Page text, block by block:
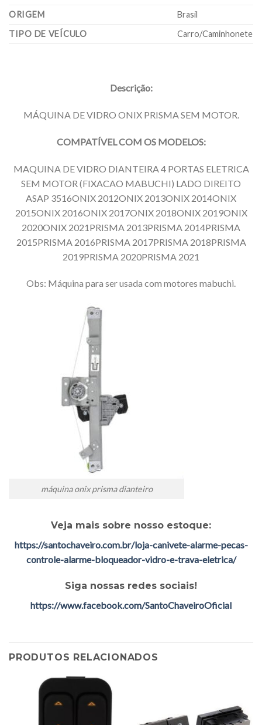
ORIGEM
Brasil
TIPO DE VEÍCULO
Carro/Caminhonete
Descrição:
MÁQUINA DE VIDRO ONIX PRISMA SEM MOTOR.
COMPATÍVEL COM OS MODELOS:
MAQUINA DE VIDRO DIANTEIRA 4 PORTAS ELETRICA
SEM MOTOR (FIXACAO MABUCHI) LADO DIREITO
ASAP 3516ONIX 2012ONIX 2013ONIX 2014ONIX
2015ONIX 2016ONIX 2017ONIX 2018ONIX 2019ONIX
2020ONIX 2021PRISMA 2013PRISMA 2014PRISMA
2015PRISMA 2016PRISMA 2017PRISMA 2018PRISMA
2019PRISMA 2020PRISMA 2021
Obs: Máquina para ser usada com motores mabuchi.
máquina onix prisma dianteiro
Veja mais sobre nosso estoque:
https://santochaveiro.com.br/loja-canivete-alarme-pecas-
controle-alarme-bloqueador-vidro-e-trava-eletrica/
Siga nossas redes sociais!
https://www.facebook.com/SantoChaveiroOficial
PRODUTOS RELACIONADOS